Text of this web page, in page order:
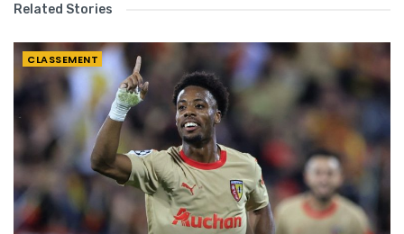
Related Stories
CLASSEMENT